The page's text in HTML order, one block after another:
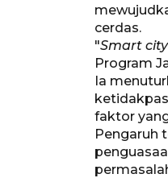
cerdas.
"Smart city
Program
Ia
faktor
Pengaruh